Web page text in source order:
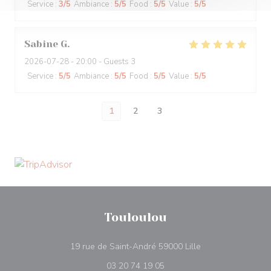
Service : 3/5 Ambiance : 5/5 Food : 5/5 Value : 5/5
Sabine G
2026-07-28 - 20:00 - Guests 3
Service : 5/5 Ambiance : 5/5 Food : 5/5 Value : 5/5
1 2 3
Touloulou
19 rue de Saint-André 59000 Lille
03 20 74 19 05